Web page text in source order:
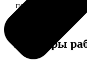
печать фото на
Примеры